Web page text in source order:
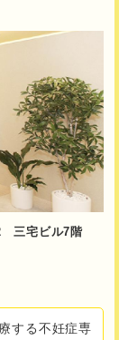
三宅ビル7階
する不妊症専